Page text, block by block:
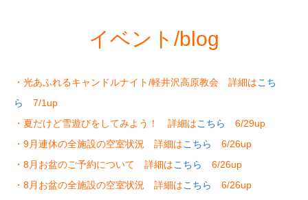
イベント/blog
・光あふれるキャンドルナイト/軽井沢高原教会 詳細はこち
ら
7/1up
・夏だけど雪遊びをしてみよう！ 詳細はこちら
6/29up
・9月連休の全施設の空室状況 詳細はこちら
6/26up
・8月お盆のご予約について 詳細はこちら
6/26up
・8月お盆の全施設の空室状況 詳細はこちら 6/26up